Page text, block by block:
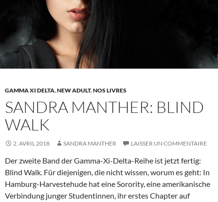
GAMMA XI DELTA,NEW ADULT,NOS LIVRES
SANDRA MANTHER: BLIND
WALK
2. AVRIL 2018 SANDRA MANTHER LAISSER UN COMMENTAIRE
Der zweite Band der Gamma-Xi-Delta-Reihe ist jetzt fertig:
Blind Walk. Für diejenigen, die nicht wissen, worum es geht: In
Hamburg-Harvestehude hat eine Sorority, eine amerikanische
Verbindung junger Studentinnen, ihr erstes Chapter auf